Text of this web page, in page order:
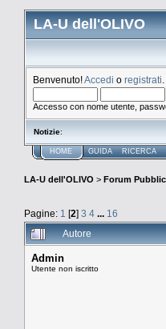
LA-U dell'OLIVO
Benvenuto!Accedi o registrati
Accesso con nome utente,
Notizie:
HOME GUIDA RICERCA
LA-U dell'OLIVO > Forum
Pagine: 1 [2] 3 4 ... 16
Autore
Admin
Utente non iscritto